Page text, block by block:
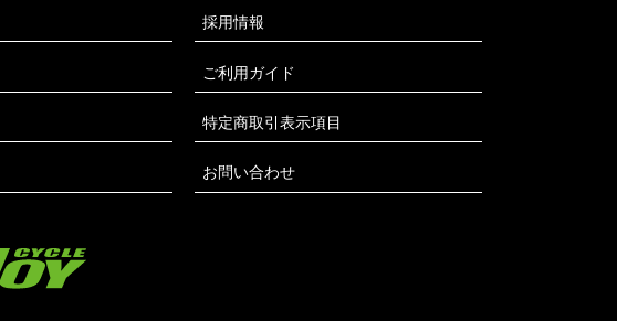
採用情報
ご利用ガイド
特定商取引表示項目
お問い合わせ